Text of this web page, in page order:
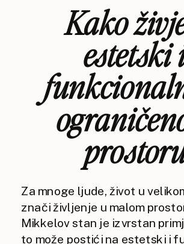
Kako
estetski
Za mnoge ljude, život u
znači življenje u malom
Mikkelov stan je izvrstan
to može postići na estetski i